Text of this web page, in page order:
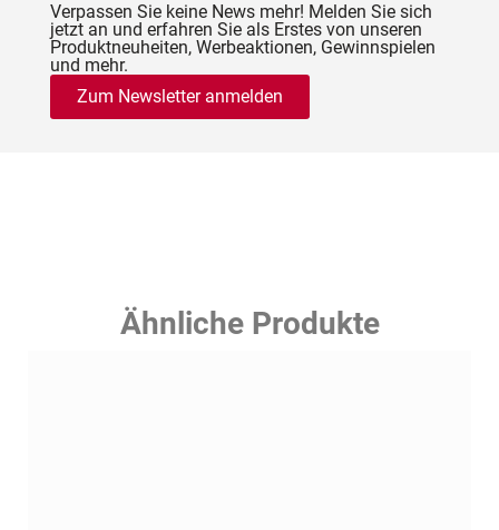
Verpassen Sie keine News mehr! Melden Sie sich
jetzt an und erfahren Sie als Erstes von unseren
Produktneuheiten, Werbeaktionen, Gewinnspielen
und mehr.
Zum Newsletter anmelden
Ähnliche Produkte